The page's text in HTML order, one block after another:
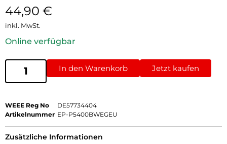
44,90 €
inkl. MwSt.
Online verfügbar
In den Warenkorb Jetzt kaufen
WEEE Reg No
DE57734404
Artikelnummer EP-P5400BWEGEU
Zusätzliche Informationen